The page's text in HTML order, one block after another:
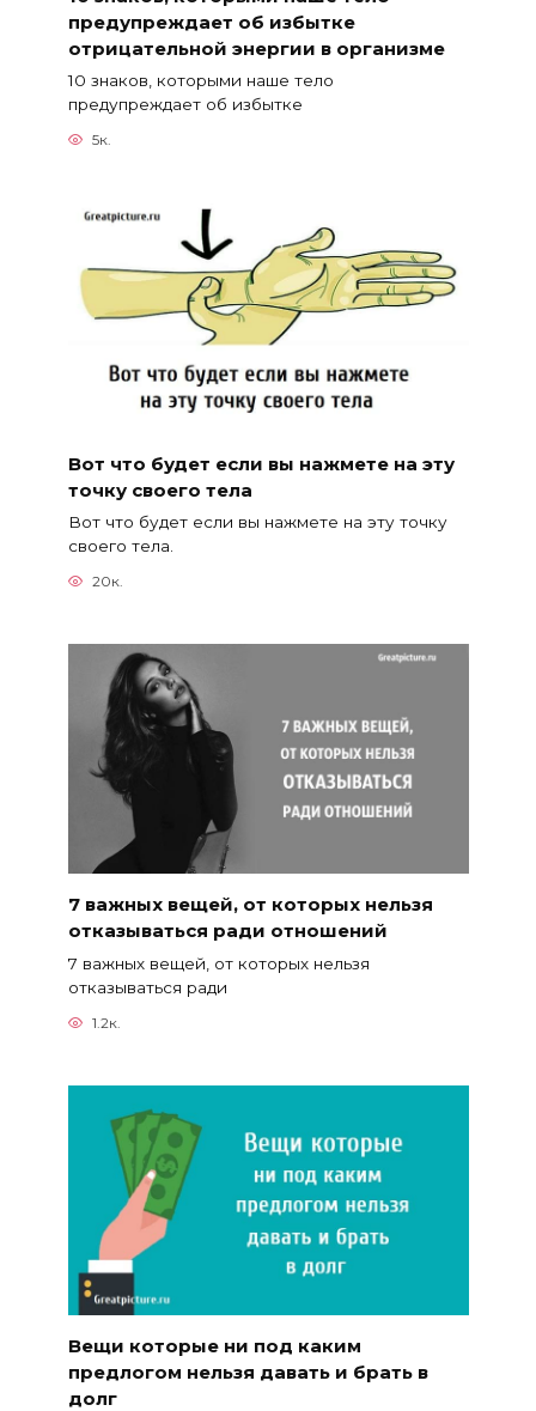
предупреждает об избытке
отрицательной энергии в организме
10 знаков, которыми наше тело
предупреждает об избытке
5к.
Вот что будет если вы нажмете на эту
точку своего тела
Вот что будет если вы нажмете на эту точку
своего тела.
20к.
7 важных вещей, от которых нельзя
отказываться ради отношений
7 важных вещей, от которых нельзя
отказываться ради
1.2к.
Вещи которые ни под каким
предлогом нельзя давать и брать в
долг